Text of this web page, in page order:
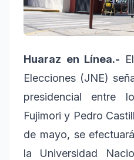
Huaraz en Línea.-
Elecciones (JNE)
presidencial entre
Fujimori y Pedro
de mayo, se
la Universidad